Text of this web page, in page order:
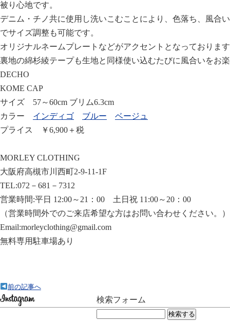
被り心地です。
デニム・チノ共に使用し洗いこむことにより、色落ち、風合
でサイズ調整も可能です。
オリジナルネームプレートなどがアクセントとなっておりま
裏地の綿杉綾テープも生地と同様使い込むたびに風合いをお
DECHO
KOME CAP
サイズ 57～60cm ブリム6.3cm
カラー インディゴ ブルー
ベージュ
プライス ￥6,900＋税
MORLEY CLOTHING
大阪府高槻市川西町2-9-11-1F
TEL:072－681－7312
営業時間:平日 12:00～21：00 土日祝 11:00～20：00
（営業時間外でのご来店希望な方はお問い合わせください。）
Email:morleyclothing@gmail.com
無料専用駐車場あり
前の記事へ
検索フォーム